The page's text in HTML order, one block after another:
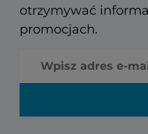
otrzymywać
promocjach.